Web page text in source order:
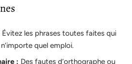
Évitez les phrases toutes faites qui
quel emploi.
: Des fautes d’orthographe ou